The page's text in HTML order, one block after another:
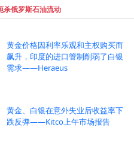
杀俄罗斯石油流动
黄金价格因利率乐观和主权购买而
飙升，印度的进口管制削弱了白银
需求——Heraeus
黄金、白银在意外失业后收益率下
跌反弹——Kitco上午市场报告